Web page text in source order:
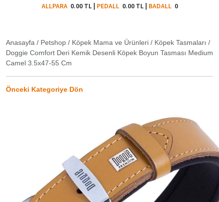
ALLPARA 0.00 TL| PEDALL 0.00 TL| BADALL0
Anasayfa / Petshop / Köpek Mama ve Ürünleri / Köpek Tasmaları /
Doggie Comfort Deri Kemik Desenli Köpek Boyun Tasması Medium
Camel 3.5x47-55 Cm
Önceki Kategoriye Dön